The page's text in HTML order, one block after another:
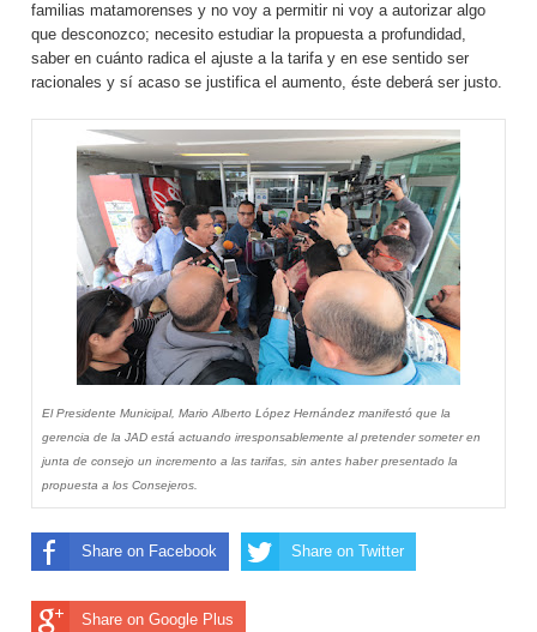
familias matamorenses y no voy a permitir ni voy a autorizar algo
que desconozco; necesito estudiar la propuesta a profundidad,
saber en cuánto radica el ajuste a la tarifa y en ese sentido ser
racionales y sí acaso se justifica el aumento, éste deberá ser justo.
El Presidente Municipal, Mario Alberto López Hernández manifestó que la
gerencia de la JAD está actuando irresponsablemente al pretender someter en
junta de consejo un incremento a las tarifas, sin antes haber presentado la
propuesta a los Consejeros.
Share on Facebook Share on Twitter
Share on Google Plus